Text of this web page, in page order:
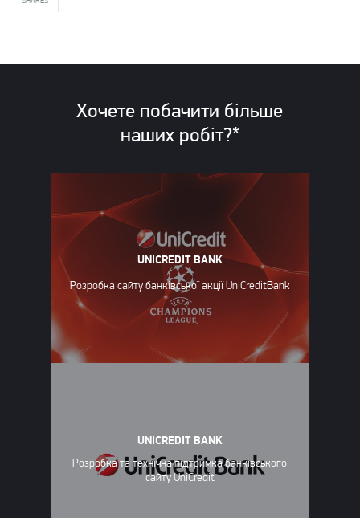
Хочете побачити більше
наших робіт?*
UNICREDIT BANK
Розробка сайту банківської акції UniCreditBank
UNICREDIT BANK
Розробка та технічна підтримка банківського
сайту UniCredit